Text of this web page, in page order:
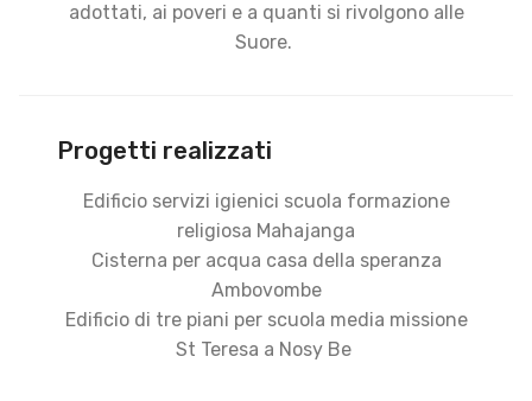
adottati, ai poveri e a quanti si rivolgono alle
Suore.
Progetti realizzati
Edificio servizi igienici scuola formazione
religiosa Mahajanga
Cisterna per acqua casa della speranza
Ambovombe
Edificio di tre piani per scuola media missione
St Teresa a Nosy Be